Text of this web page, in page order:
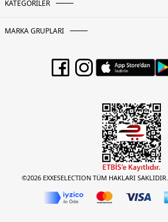
KATEGORİLER
MARKA GRUPLARI
©2026 EXXESELECTION TÜM HAKLARI